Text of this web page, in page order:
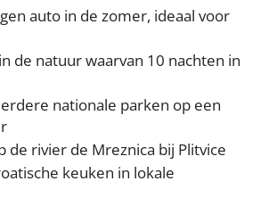
auto in de zomer, ideaal voor
de natuur waarvan 10 nachten in
nationale parken op een
de rivier de Mreznica bij Plitvice
keuken in lokale